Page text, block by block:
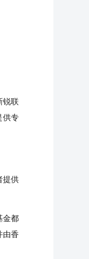
锐联
供专
提供
金都
由香